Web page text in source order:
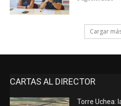
Cargar
CARTAS AL DIRECTOR
Torre Uchea: